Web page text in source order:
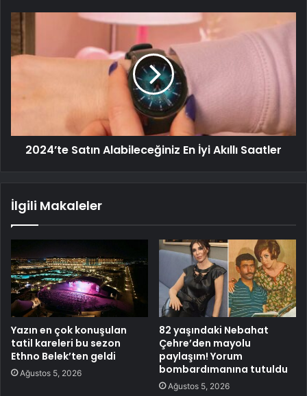
2024’te Satın Alabileceğiniz En İyi Akıllı Saatler
İlgili Makaleler
Yazın en çok konuşulan
tatil kareleri bu sezon
Ethno Belek’ten geldi
Ağustos 5, 2026
82 yaşındaki Nebahat
Çehre’den mayolu
paylaşım! Yorum
bombardımanına tutuldu
Ağustos 5, 2026